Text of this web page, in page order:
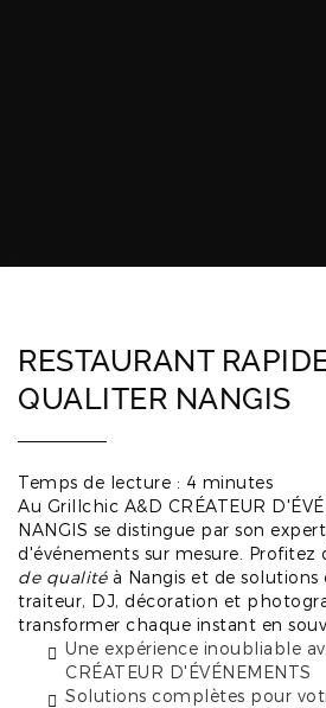
RESTAURANT
QUALITER NANGIS
Temps de lecture : 4 minutes
Au Grillchic A&D CRÉATEUR
NANGIS se distingue par son
d'événements sur mesure. Profitez
de qualitéà Nangis et de
traiteur, DJ, décoration et
transformer chaque instant en
Une expérience inoubliable
CRÉATEUR D'ÉVÉNEMENTS
Solutions complètes pour